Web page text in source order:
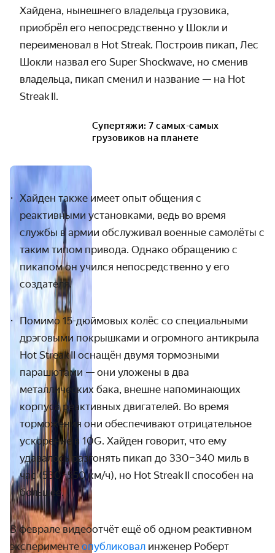
Хайдена, нынешнего владельца грузовика,
приобрёл его непосредственно у Шокли и
переименовал в Hot Streak. Построив пикап, Лес
Шокли назвал его Super Shockwave, но сменив
владельца, пикап сменил и название — на Hot
Streak II.
Супертяжи: 7 самых-самых
грузовиков на планете
Хайден также имеет опыт общения с
реактивными установками, ведь во время
службы в армии обслуживал военные самолёты с
таким типом привода. Однако обращению с
пикапом он учился непосредственно у его
создателя.
Помимо 15-дюймовых колёс со специальными
дрэговыми покрышками и огромного антикрыла
Hot Streak II оснащён двумя тормозными
парашютами — они уложены в два
металлических бака, внешне напоминающих
корпуса реактивных двигателей. Во время
торможения они обеспечивают отрицательное
ускорение в 10G. Хайден говорит, что ему
удавалось разгонять пикап до 330–340 миль в
час (530–550 км / ч), но Hot Streak II способен на
большее.
В феврале видеоотчёт ещё об одном реактивном
эксперименте опубликовал инженер Роберт